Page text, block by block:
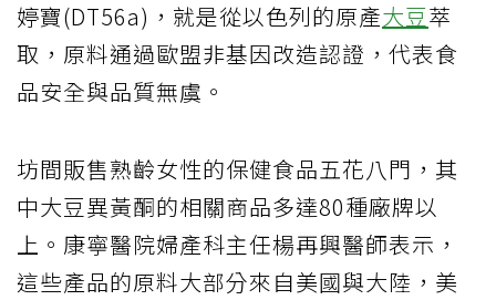
婷寶(DT56a)，就是從以色列的原產大豆萃
取，原料通過歐盟非基因改造認證，代表食
品安全與品質無虞。
坊間販售熟齡女性的保健食品五花八門，其
中大豆異黃酮的相關商品多達80種廠牌以
上。康寧醫院婦產科主任楊再興醫師表示，
這些產品的原料大部分來自美國與大陸，美